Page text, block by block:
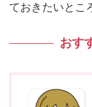
ておきたいとこ
おす